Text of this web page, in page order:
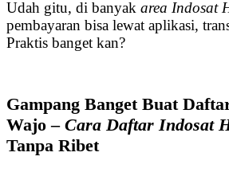
Udah gitu, di banyak area Indosat
pembayaran bisa lewat aplikasi,
Praktis banget kan?
Gampang Banget Buat
Wajo – Cara Daftar Indosat
Tanpa Ribet